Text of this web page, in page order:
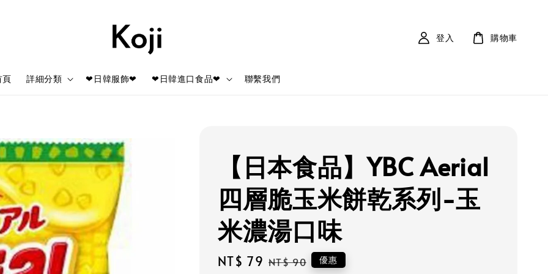
頁 詳細分類 ❤日韓服飾❤ ❤日韓進口食品❤ 聯繫我們
登入 購物車
【日本食品】YBC Aerial
四層脆玉米餅乾系列-玉
米濃湯口味
Sale
NT$ 79 Regular
NT$ 90 優惠